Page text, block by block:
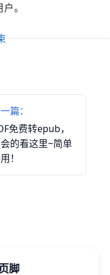
。
篇：
免费转epub，
的看这里~简单
！
脚